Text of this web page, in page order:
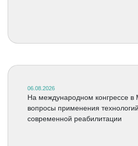
06.08.2026
На международном конгрессе в
вопросы применения
современной реабилитации